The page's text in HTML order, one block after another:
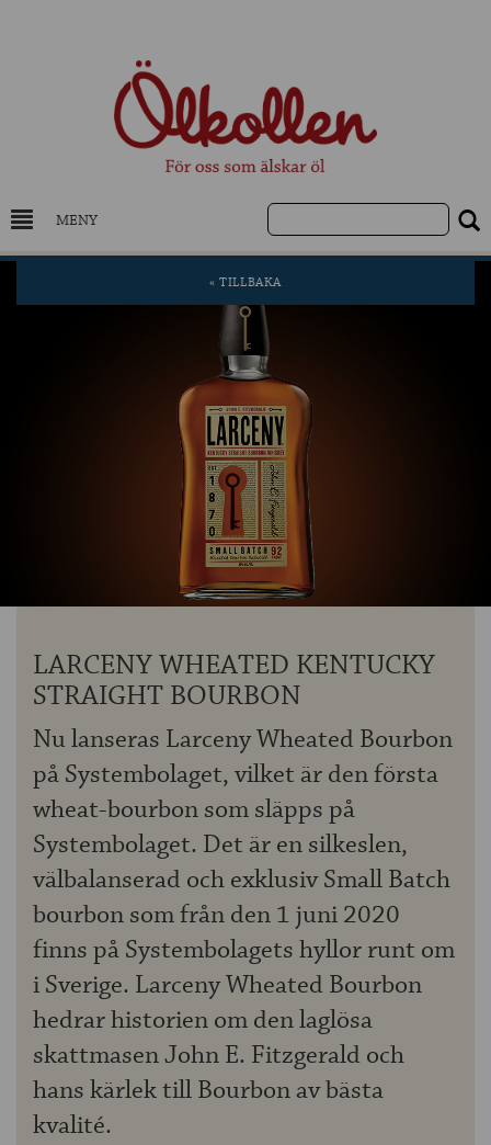
MENY
DRYCKESKUNSKAP
NYHETER
UTVALDA ÖL
UTVALDA CIDER
UTVALDA DESTILLAT
OM ÖLKOLLEN
KONTAKTA OSS
« TILLBAKA
LARCENY WHEATED KENTUCKY
STRAIGHT BOURBON
Nu lanseras Larceny Wheated Bourbon
på Systembolaget, vilket är den första
wheat-bourbon som släpps på
Systembolaget. Det är en silkeslen,
välbalanserad och exklusiv Small Batch
bourbon som från den 1 juni 2020
finns på Systembolagets hyllor runt om
i Sverige. Larceny Wheated Bourbon
hedrar historien om den laglösa
skattmasen John E. Fitzgerald och
hans kärlek till Bourbon av bästa
kvalité.